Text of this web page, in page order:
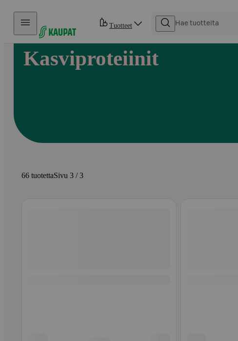
Hyppää sisältöön
Tuotteet
Kasviproteiinit
66 tuotettaSivu 3 / 3